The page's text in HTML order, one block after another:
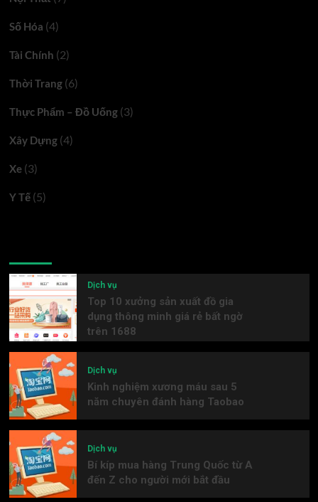
Số Hóa (4)
Tài Chính (2)
Thời Trang(6)
Thực Phẩm – Đồ Uống(3)
Xây Dựng(4)
Xe(3)
Y Tế(5)
Dịch vụ
Top 10 xưởng sản xuất đồ gia
dụng thông minh giá rẻ bất ngờ
trên 1688
Dịch vụ
Kinh nghiệm xương máu sau 5
năm chuyên đánh hàng Taobao
Dịch vụ
Bí kíp mua hàng Trung Quốc từ A
đến Z cho người mới bắt đầu